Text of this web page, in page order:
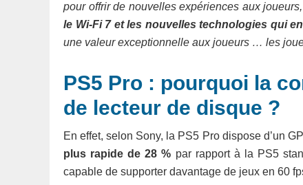
pour offrir de nouvelles expériences aux
le Wi-Fi 7 et les nouvelles technologies qui
une valeur exceptionnelle aux joueurs … les
PS5 Pro : pourquoi la
de lecteur de disque ?
En effet, selon Sony, la PS5 Pro dispose d’un
plus rapide de 28 % par rapport à la PS5
capable de supporter davantage de jeux en 60